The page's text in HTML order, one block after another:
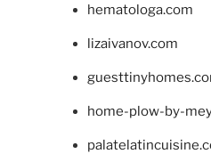
hematologa.com
lizaivanov.com
home-plow-by-